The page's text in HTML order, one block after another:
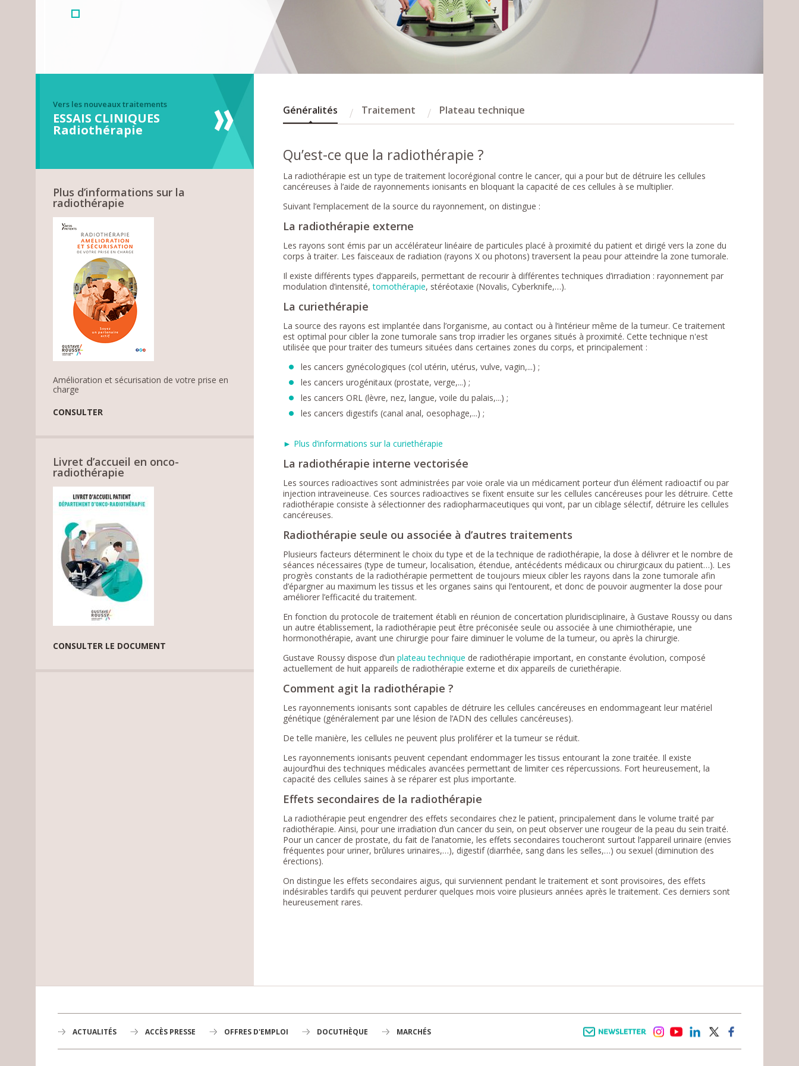
Vers les nouveaux traitements
ESSAIS CLINIQUES
Radiothérapie
Plus d’informations sur la
radiothérapie
Amélioration et sécurisation de votre prise en
charge
CONSULTER
Livret d’accueil en onco-
radiothérapie
CONSULTER LE DOCUMENT
Généralités Traitement Plateau technique
Qu’est-ce que la radiothérapie ?
La radiothérapie est un type de traitement locorégional contre le cancer, qui a pour but de détruire les cellules
cancéreuses à l’aide de rayonnements ionisants en bloquant la capacité de ces cellules à se multiplier.
Suivant l’emplacement de la source du rayonnement, on distingue :
La radiothérapie externe
Les rayons sont émis par un accélérateur linéaire de particules placé à proximité du patient et dirigé vers la zone du
corps à traiter. Les faisceaux de radiation (rayons X ou photons) traversent la peau pour atteindre la zone tumorale.
Il existe différents types d’appareils, permettant de recourir à différentes techniques d’irradiation : rayonnement par
modulation d’intensité,tomothérapie, stéréotaxie (Novalis, Cyberknife,…).
La curiethérapie
La source des rayons est implantée dans l’organisme, au contact ou à l’intérieur même de la tumeur. Ce traitement
est optimal pour cibler la zone tumorale sans trop irradier les organes situés à proximité. Cette technique n'est
utilisée que pour traiter des tumeurs situées dans certaines zones du corps, et principalement :
les cancers gynécologiques (col utérin, utérus, vulve, vagin,...) ;
les cancers urogénitaux (prostate, verge,...) ;
les cancers ORL (lèvre, nez, langue, voile du palais,...) ;
les cancers digestifs (canal anal, oesophage,...) ;
► Plus d’informations sur la curiethérapie
La radiothérapie interne vectorisée
Les sources radioactives sont administrées par voie orale via un médicament porteur d’un élément radioactif ou par
injection intraveineuse. Ces sources radioactives se fixent ensuite sur les cellules cancéreuses pour les détruire. Cette
radiothérapie consiste à sélectionner des radiopharmaceutiques qui vont, par un ciblage sélectif, détruire les cellules
cancéreuses.
Radiothérapie seule ou associée à d’autres traitements
Plusieurs facteurs déterminent le choix du type et de la technique de radiothérapie, la dose à délivrer et le nombre de
séances nécessaires (type de tumeur, localisation, étendue, antécédents médicaux ou chirurgicaux du patient…). Les
progrès constants de la radiothérapie permettent de toujours mieux cibler les rayons dans la zone tumorale afin
d’épargner au maximum les tissus et les organes sains qui l’entourent, et donc de pouvoir augmenter la dose pour
améliorer l’efficacité du traitement.
En fonction du protocole de traitement établi en réunion de concertation pluridisciplinaire, à Gustave Roussy ou dans
un autre établissement, la radiothérapie peut être préconisée seule ou associée à une chimiothérapie, une
hormonothérapie, avant une chirurgie pour faire diminuer le volume de la tumeur, ou après la chirurgie.
Gustave Roussy dispose d’unplateau technique de radiothérapie important, en constante évolution, composé
actuellement de huit appareils de radiothérapie externe et dix appareils de curiethérapie.
Comment agit la radiothérapie ?
Les rayonnements ionisants sont capables de détruire les cellules cancéreuses en endommageant leur matériel
génétique (généralement par une lésion de l’ADN des cellules cancéreuses).
De telle manière, les cellules ne peuvent plus proliférer et la tumeur se réduit.
Les rayonnements ionisants peuvent cependant endommager les tissus entourant la zone traitée. Il existe
aujourd’hui des techniques médicales avancées permettant de limiter ces répercussions. Fort heureusement, la
capacité des cellules saines à se réparer est plus importante.
Effets secondaires de la radiothérapie
La radiothérapie peut engendrer des effets secondaires chez le patient, principalement dans le volume traité par
radiothérapie. Ainsi, pour une irradiation d’un cancer du sein, on peut observer une rougeur de la peau du sein traité.
Pour un cancer de prostate, du fait de l’anatomie, les effets secondaires toucheront surtout l’appareil urinaire (envies
fréquentes pour uriner, brûlures urinaires,…), digestif (diarrhée, sang dans les selles,…) ou sexuel (diminution des
érections).
On distingue les effets secondaires aigus, qui surviennent pendant le traitement et sont provisoires, des effets
indésirables tardifs qui peuvent perdurer quelques mois voire plusieurs années après le traitement. Ces derniers sont
heureusement rares.
ACTUALITÉS ACCÈS PRESSE OFFRES D'EMPLOI DOCUTHÈQUE MARCHÉS